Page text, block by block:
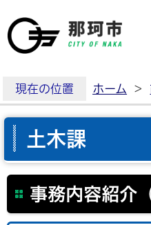
現在の位置 ホーム >
土木課
事務内容紹介